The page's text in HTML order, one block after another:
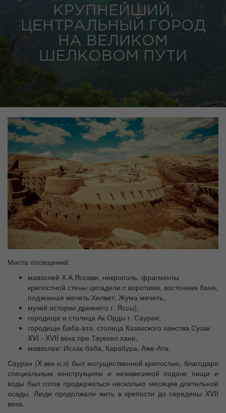
КРУПНЕЙШИЙ,
ЦЕНТРАЛЬНЫЙ ГОРОД
НА ВЕЛИКОМ
ШЕЛКОВОМ ПУТИ
Места посещений:
мавзолей Х.А.Яссави, некрополь, фрагменты
крепостной стены цитадели с воротами, восточная баня,
подземная мечеть Хилвет, Жума мечеть,
музей истории древнего г. Яссы);
городище и столица Ак Орды г. Сауран;
городище Баба-ата, столица Казахского ханства Сузак
XVI - XVII века при Тауекел хане,
мавзолеи: Исхак-баба, Карабура, Аже-Ата.
Сауран (X век н.э) был могущественной крепостью, благодаря
специальным конструкциям и независимой подаче пищи и
воды был готов продержаться несколько месяцев длительной
осады. Люди продолжали жить в крепости до середины XVII
века.